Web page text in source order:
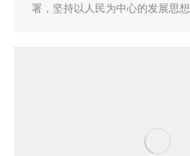
署，坚持以人民为中心的发展思想